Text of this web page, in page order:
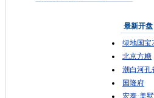
最新开盘
绿地国宝
北京方糖
潮白河孔
国隆府